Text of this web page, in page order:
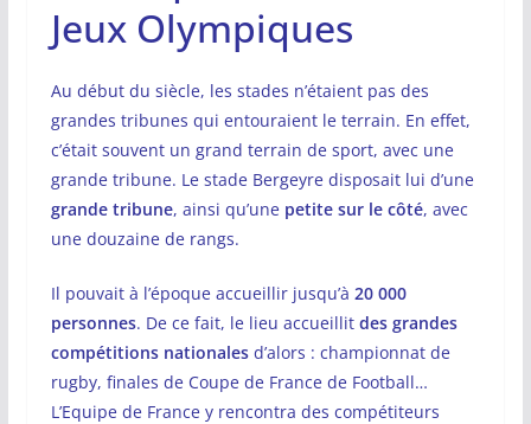
Jeux Olympiques
Au début du siècle, les stades n’étaient pas des
grandes tribunes qui entouraient le terrain. En effet,
c’était souvent un grand terrain de sport, avec une
grande tribune. Le stade Bergeyre disposait lui d’une
grande tribune, ainsi qu’une petite sur le côté, avec
une douzaine de rangs.
Il pouvait à l’époque accueillir jusqu’à 20 000
personnes. De ce fait, le lieu accueillit des grandes
compétitions nationalesd’alors : championnat de
rugby, finales de Coupe de France de Football…
L’Equipe de France y rencontra des compétiteurs